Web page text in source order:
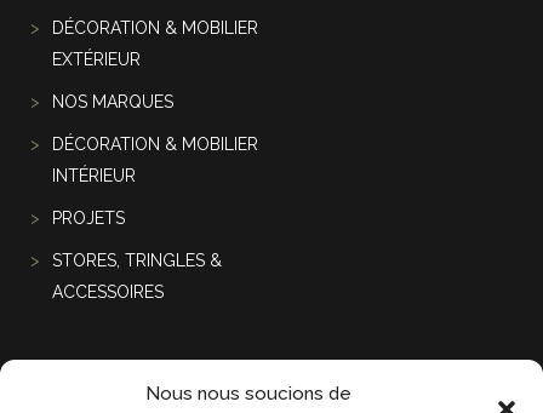
Nous nous soucions de
DÉCORATION & MOBILIER
EXTÉRIEUR
NOS MARQUES
DÉCORATION & MOBILIER
INTÉRIEUR
PROJETS
STORES, TRINGLES &
ACCESSOIRES
Projets récentes